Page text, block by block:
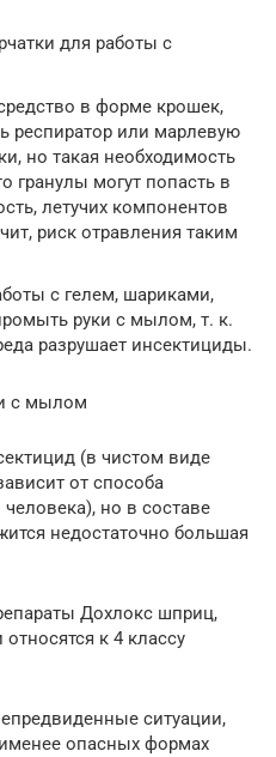
для работы с
в форме крошек,
респиратор или марлевую
но такая необходимость
гранулы могут попасть в
летучих компонентов
риск отравления таким
с гелем, шариками,
руки с мылом, т. к.
разрушает инсектициды.
с мылом
(в чистом виде
от способа
но в составе
недостаточно большая
Дохлокс шприц,
к 4 классу
ситуации,
опасных формах